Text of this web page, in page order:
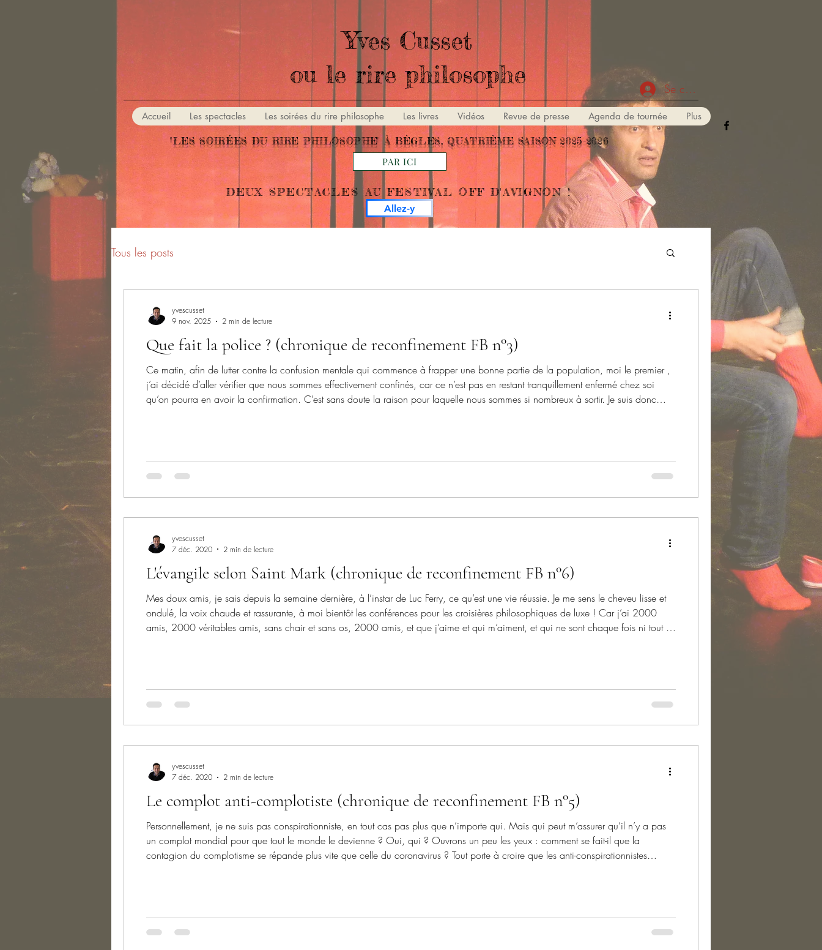
Yves Cusset
ou le rire philosophe
Se connecter
Accueil Les spectacles Les soirées du rire philosophe Les livres Vidéos Revue de presse Agenda de tournée Plus
"LES SOIRÉES DU RIRE PHILOSOPHE" À BÈGLES, QUATRIÈME SAISON 2025-2026
PAR ICI
DEUX SPECTACLES AU FESTIVAL OFF D'AVIGNON !
Allez-y
Tous les posts
Que fait la police ? (chronique de reconfinement FB n°3)
Ce matin, afin de lutter contre la confusion mentale qui commence à frapper une bonne partie de la population, moi le premier ,
j’ai décidé d’aller vérifier que nous sommes effectivement confinés, car ce n’est pas en restant tranquillement enfermé chez soi
qu’on pourra en avoir la confirmation. C’est sans doute la raison pour laquelle nous sommes si nombreux à sortir. Je suis donc
yvescusset
9 nov. 2025
2 min de lecture
L'évangile selon Saint Mark (chronique de reconfinement FB n°6)
Mes doux amis, je sais depuis la semaine dernière, à l’instar de Luc Ferry, ce qu’est une vie réussie. Je me sens le cheveu lisse et
ondulé, la voix chaude et rassurante, à moi bientôt les conférences pour les croisières philosophiques de luxe ! Car j’ai 2000
amis, 2000 véritables amis, sans chair et sans os, 2000 amis, et que j’aime et qui m’aiment, et qui ne sont chaque fois ni tout à
yvescusset
7 déc. 2020
2 min de lecture
Le complot anti-complotiste (chronique de reconfinement FB n°5)
Personnellement, je ne suis pas conspirationniste, en tout cas pas plus que n’importe qui. Mais qui peut m’assurer qu’il n’y a pas
un complot mondial pour que tout le monde le devienne ? Oui, qui ? Ouvrons un peu les yeux : comment se fait-il que la
contagion du complotisme se répande plus vite que celle du coronavirus ? Tout porte à croire que les anti-conspirationnistes
yvescusset
7 déc. 2020
2 min de lecture